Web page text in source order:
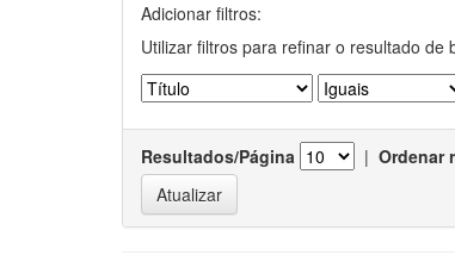
Adicionar filtros:
Utilizar filtros para refinar o resultado de
Resultados/Página | Ordenar